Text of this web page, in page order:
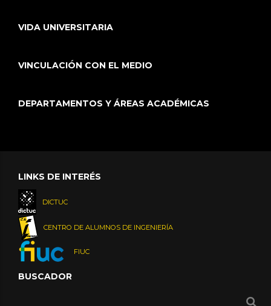
VIDA UNIVERSITARIA
VINCULACIÓN CON EL MEDIO
DEPARTAMENTOS Y ÁREAS ACADÉMICAS
LINKS DE INTERÉS
DICTUC
CENTRO DE ALUMNOS DE INGENIERÍA
FIUC
BUSCADOR